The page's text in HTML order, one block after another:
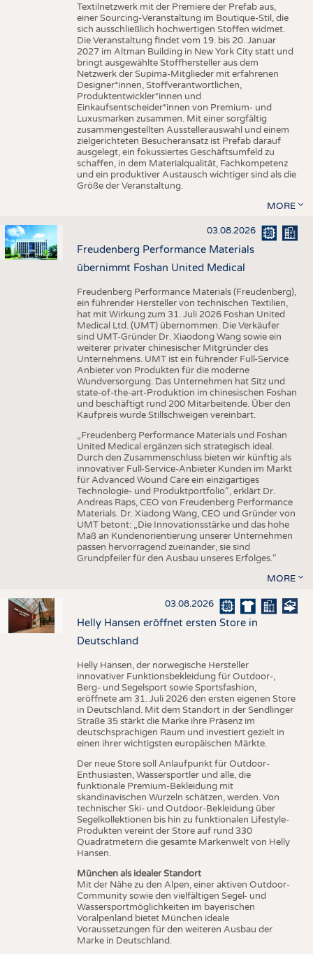
Textilnetzwerk mit der Premiere der Prefab aus,
einer Sourcing-Veranstaltung im Boutique-Stil, die
sich ausschließlich hochwertigen Stoffen widmet.
Die Veranstaltung findet vom 19. bis 20. Januar
2027 im Altman Building in New York City statt und
bringt ausgewählte Stoffhersteller aus dem
Netzwerk der Supima-Mitglieder mit erfahrenen
Designer*innen, Stoffverantwortlichen,
Produktentwickler*innen und
Einkaufsentscheider*innen von Premium- und
Luxusmarken zusammen. Mit einer sorgfältig
zusammengestellten Ausstellerauswahl und einem
zielgerichteten Besucheransatz ist Prefab darauf
ausgelegt, ein fokussiertes Geschäftsumfeld zu
schaffen, in dem Materialqualität, Fachkompetenz
und ein produktiver Austausch wichtiger sind als die
Größe der Veranstaltung.
MORE
03.08.2026
Freudenberg Performance Materials
übernimmt Foshan United Medical
Freudenberg Performance Materials (Freudenberg),
ein führender Hersteller von technischen Textilien,
hat mit Wirkung zum 31. Juli 2026 Foshan United
Medical Ltd. (UMT) übernommen. Die Verkäufer
sind UMT-Gründer Dr. Xiaodong Wang sowie ein
weiterer privater chinesischer Mitgründer des
Unternehmens. UMT ist ein führender Full-Service
Anbieter von Produkten für die moderne
Wundversorgung. Das Unternehmen hat Sitz und
state-of-the-art-Produktion im chinesischen Foshan
und beschäftigt rund 200 Mitarbeitende. Über den
Kaufpreis wurde Stillschweigen vereinbart.
„Freudenberg Performance Materials und Foshan
United Medical ergänzen sich strategisch ideal.
Durch den Zusammenschluss bieten wir künftig als
innovativer Full-Service-Anbieter Kunden im Markt
für Advanced Wound Care ein einzigartiges
Technologie- und Produktportfolio“, erklärt Dr.
Andreas Raps, CEO von Freudenberg Performance
Materials. Dr. Xiadong Wang, CEO und Gründer von
UMT betont: „Die Innovationsstärke und das hohe
Maß an Kundenorientierung unserer Unternehmen
passen hervorragend zueinander, sie sind
Grundpfeiler für den Ausbau unseres Erfolges.“
MORE
03.08.2026
Helly Hansen eröffnet ersten Store in
Deutschland
Helly Hansen, der norwegische Hersteller
innovativer Funktionsbekleidung für Outdoor-,
Berg- und Segelsport sowie Sportsfashion,
eröffnete am 31. Juli 2026 den ersten eigenen Store
in Deutschland. Mit dem Standort in der Sendlinger
Straße 35 stärkt die Marke ihre Präsenz im
deutschsprachigen Raum und investiert gezielt in
einen ihrer wichtigsten europäischen Märkte.
Der neue Store soll Anlaufpunkt für Outdoor-
Enthusiasten, Wassersportler und alle, die
funktionale Premium-Bekleidung mit
skandinavischen Wurzeln schätzen, werden. Von
technischer Ski- und Outdoor-Bekleidung über
Segelkollektionen bis hin zu funktionalen Lifestyle-
Produkten vereint der Store auf rund 330
Quadratmetern die gesamte Markenwelt von Helly
Hansen.
München als idealer Standort
Mit der Nähe zu den Alpen, einer aktiven Outdoor-
Community sowie den vielfältigen Segel- und
Wassersportmöglichkeiten im bayerischen
Voralpenland bietet München ideale
Voraussetzungen für den weiteren Ausbau der
Marke in Deutschland.